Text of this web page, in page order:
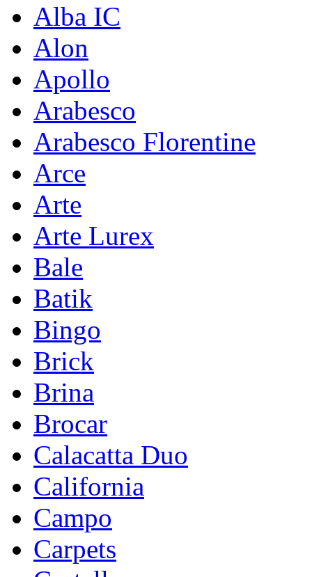
Alba IC
Alon
Apollo
Arabesco
Arabesco Florentine
Arce
Arte
Arte Lurex
Bale
Batik
Bingo
Brick
Brina
Brocar
Calacatta Duo
California
Campo
Carpets